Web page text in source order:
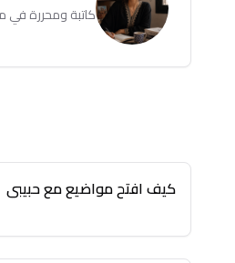
كاتبة ومحررة في
كيف افتح مواضيع مع حبيبي